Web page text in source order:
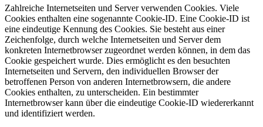
Zahlreiche Internetseiten und Server verwenden Cookies. Viele
Cookies enthalten eine sogenannte Cookie-ID. Eine Cookie-ID ist
eine eindeutige Kennung des Cookies. Sie besteht aus einer
Zeichenfolge, durch welche Internetseiten und Server dem
konkreten Internetbrowser zugeordnet werden können, in dem das
Cookie gespeichert wurde. Dies ermöglicht es den besuchten
Internetseiten und Servern, den individuellen Browser der
betroffenen Person von anderen Internetbrowsern, die andere
Cookies enthalten, zu unterscheiden. Ein bestimmter
Internetbrowser kann über die eindeutige Cookie-ID wiedererkannt
und identifiziert werden.